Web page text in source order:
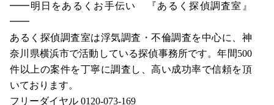
━━明日をあるくお手伝い 『あるく探偵調査室』
━━
あるく探偵調査室は浮気調査・不倫調査を中心に、神
奈川県横浜市で活動している探偵事務所です。年間500
件以上の案件を丁寧に調査し、高い成功率で信頼を頂
いております。
フリーダイヤル 0120-073-169